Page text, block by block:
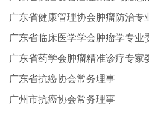
广东省健康管理协会肿瘤防治专
广东省临床医学学会肿瘤学专业
广东省药学会肿瘤精准诊疗专家
广东省抗癌协会常务理事
广州市抗癌协会常务理事